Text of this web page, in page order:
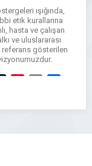
ışığında,
etik kurallarına
hasta ve çalışan
ve uluslararası
referans gösterilen